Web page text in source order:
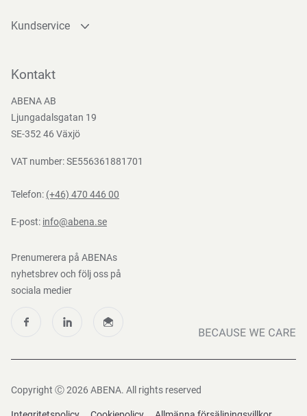
Kundservice
Bli kund
Nedladdningar
Kontakt
ABENA AB
Ljungadalsgatan 19
SE-352 46 Växjö
VAT number: SE556361881701
Telefon: (+46) 470 446 00
E-post: info@abena.se
Prenumerera på ABENAs
nyhetsbrev och följ oss på
sociala medier
Copyright Ⓒ 2026 ABENA. All rights reserved